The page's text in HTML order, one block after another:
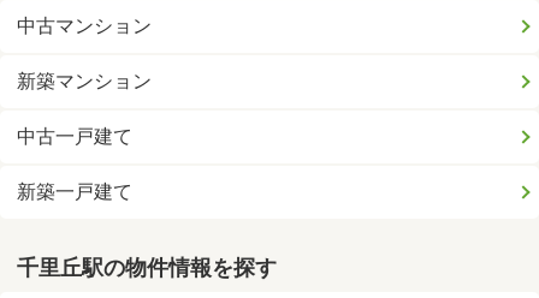
中古マンション
新築マンション
中古一戸建て
新築一戸建て
千里丘駅の物件情報を探す